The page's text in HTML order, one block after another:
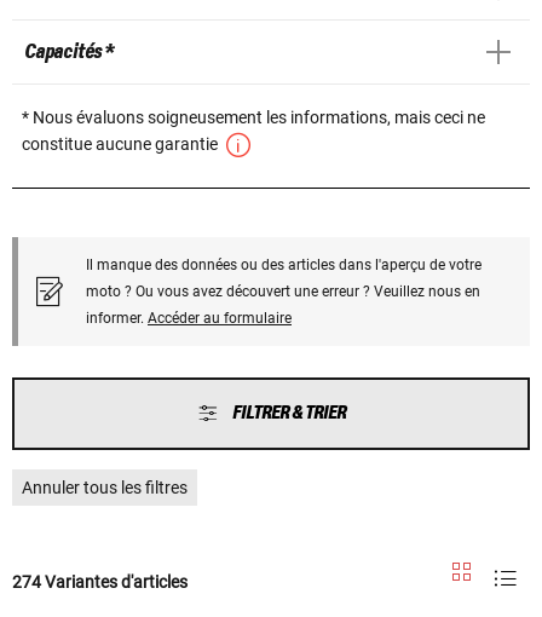
Capacités *
* Nous évaluons soigneusement les informations, mais ceci ne
constitue aucune garantie
Il manque des données ou des articles dans l'aperçu de votre
moto ? Ou vous avez découvert une erreur ? Veuillez nous en
informer. Accéder au formulaire
FILTRER & TRIER
Annuler tous les filtres
274 Variantes d'articles